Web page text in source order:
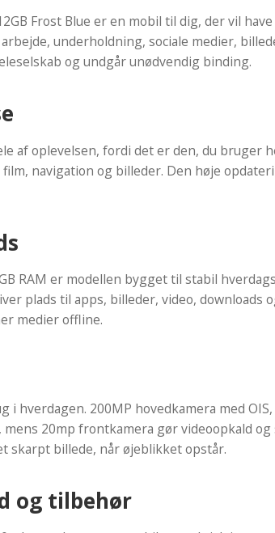
Frost Blue er en mobil til dig, der vil
underholdning, sociale medier,
og undgår unødvendig binding.
af oplevelsen, fordi det er den, du bruger
navigation og billeder. Den høje
RAM er modellen bygget til stabil
plads til apps, billeder, video,
medier offline.
i hverdagen. 200MP hovedkamera med
20mp frontkamera gør videoopkald
skarpt billede, når øjeblikket opstår.
og tilbehør